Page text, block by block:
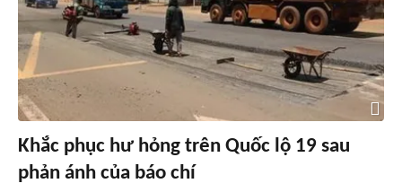
Khắc phục hư hỏng trên Quốc lộ 19 sau
phản ánh của báo chí